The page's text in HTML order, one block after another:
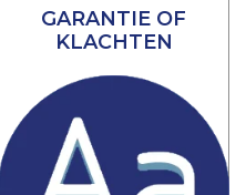
GARANTIE OF
KLACHTEN